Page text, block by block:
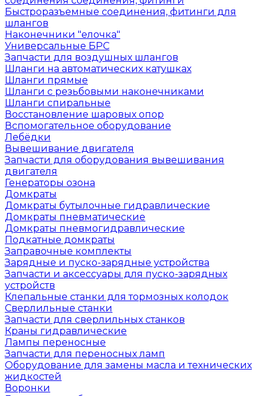
Быстроразъемные соединения, фитинги для
шлангов
Наконечники "елочка"
Универсальные БРС
Запчасти для воздушных шлангов
Шланги на автоматических катушках
Шланги прямые
Шланги с резьбовыми наконечниками
Шланги спиральные
Восстановление шаровых опор
Вспомогательное оборудование
Лебёдки
Вывешивание двигателя
Запчасти для оборудования вывешивания
двигателя
Генераторы озона
Домкраты
Домкраты бутылочные гидравлические
Домкраты пневматические
Домкраты пневмогидравлические
Подкатные домкраты
Заправочные комплекты
Зарядные и пуско-зарядные устройства
Запчасти и аксессуары для пуско-зарядных
устройств
Клепальные станки для тормозных колодок
Сверлильные станки
Запчасти для сверлильных станков
Краны гидравлические
Лампы переносные
Запчасти для переносных ламп
Оборудование для замены масла и технических
жидкостей
Воронки